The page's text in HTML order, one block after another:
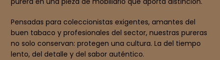
Pensadas para coleccionistas exigentes, amantes del
buen tabaco y profesionales del sector, nuestras pureras
no solo conservan: protegen una cultura. La del tiempo
lento, del detalle y del sabor auténtico.